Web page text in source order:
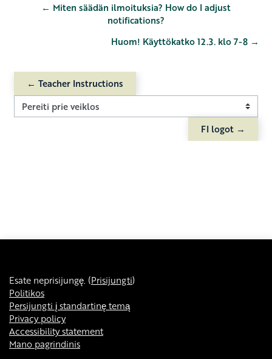
← Miten säädän ilmoituksia? How do I adjust
notifications?
Huom! Käyttökatko 12.3. klo 7-8 →
← Teacher Instructions
Pereiti prie veiklos
FI logot →
Esate neprisijungę. (Prisijungti)
Politikos
Persijungti į standartinę temą
Privacy policy
Accessibility statement
Mano pagrindinis